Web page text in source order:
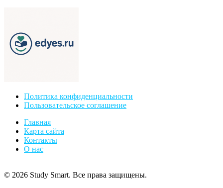
Политика конфиденциальности
Пользовательское соглашение
Главная
Карта сайта
Контакты
О нас
© 2026 Study Smart. Все права защищены.